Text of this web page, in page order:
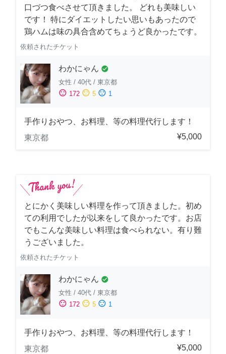
口づつ食べさせて頂きました。 どれも美味しい
です！ 特にダイエットしたい思いもあったので
鶏ハムは味の具合含めてちょうど良かったです。
依頼されたチケット
わかにゃん check_circle
女性 / 40代 / 東京都
sentiment_satisfied 172 sentiment_neutral 5 sentiment_dissatisfied 1
手作りおやつ、お料理、等の料理代行します！
東京都
¥5,000
とにかく美味しい料理を作って頂きました。初め
ての利用でしたが以来をして良かったです。お店
でもこんな美味しい料理は食べられない。有り難
うございました。
依頼されたチケット
わかにゃん check_circle
女性 / 40代 / 東京都
sentiment_satisfied 172 sentiment_neutral 5 sentiment_dissatisfied 1
手作りおやつ、お料理、等の料理代行します！
東京都
¥5,000